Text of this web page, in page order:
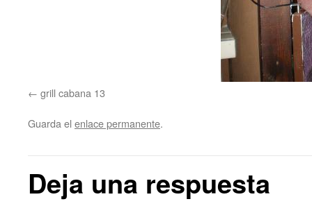
grill cabana 13
Guarda el enlace permanente.
Deja una respuesta